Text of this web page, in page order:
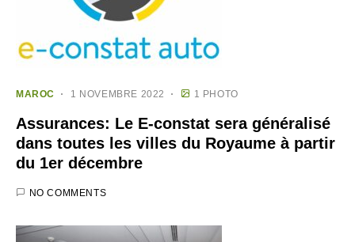
MAROC 1 NOVEMBRE 2022 1 PHOTO
Assurances: Le E-constat sera généralisé
dans toutes les villes du Royaume à partir
du 1er décembre
NO COMMENTS